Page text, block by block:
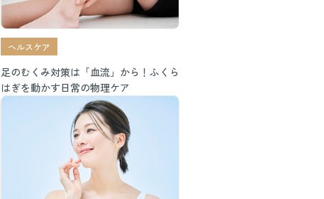
ヘルスケア
足のむくみ対策は「血流」から！ふくら
はぎを動かす日常の物理ケア